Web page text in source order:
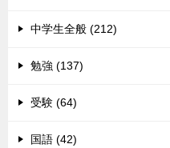
中学生全般 (212)
勉強 (137)
受験 (64)
国語 (42)